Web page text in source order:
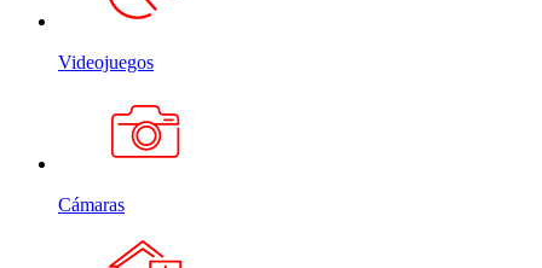
Videojuegos
Cámaras